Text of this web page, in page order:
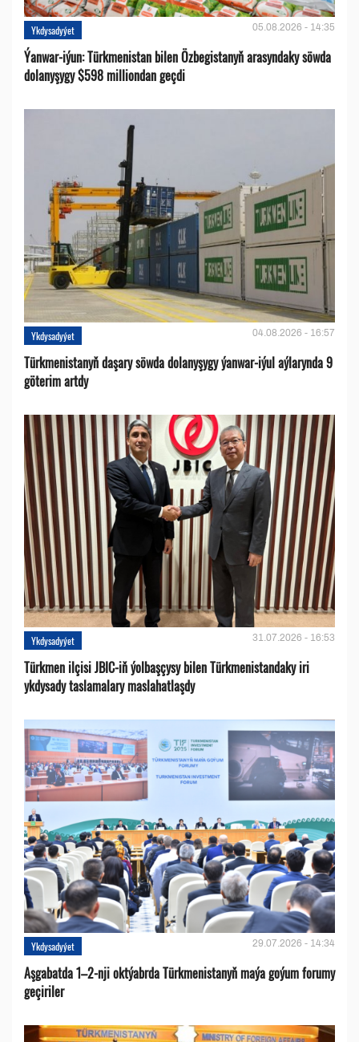
Ykdysadyýet 05.08.2026 - 14:35
Ýanwar-iýun: Türkmenistan bilen Özbegistanyň arasyndaky söwda
dolanyşygy $598 milliondan geçdi
Ykdysadyýet 04.08.2026 - 16:57
Türkmenistanyň daşary söwda dolanyşygy ýanwar-iýul aýlarynda 9
göterim artdy
Ykdysadyýet 31.07.2026 - 16:53
Türkmen ilçisi JBIC-iň ýolbaşçysy bilen Türkmenistandaky iri
ykdysady taslamalary maslahatlaşdy
Ykdysadyýet 29.07.2026 - 14:34
Aşgabatda 1–2-nji oktýabrda Türkmenistanyň maýa goýum forumy
geçiriler